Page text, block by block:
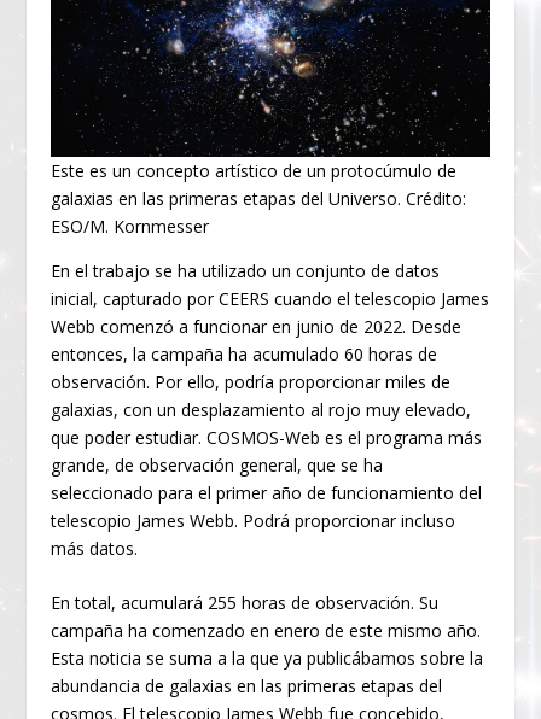
Este es un concepto artístico de un protocúmulo de
galaxias en las primeras etapas del Universo. Crédito:
ESO/M. Kornmesser
En el trabajo se ha utilizado un conjunto de datos
inicial, capturado por CEERS cuando el telescopio James
Webb comenzó a funcionar en junio de 2022. Desde
entonces, la campaña ha acumulado 60 horas de
observación. Por ello, podría proporcionar miles de
galaxias, con un desplazamiento al rojo muy elevado,
que poder estudiar. COSMOS-Web es el programa más
grande, de observación general, que se ha
seleccionado para el primer año de funcionamiento del
telescopio James Webb. Podrá proporcionar incluso
más datos.
En total, acumulará 255 horas de observación. Su
campaña ha comenzado en enero de este mismo año.
Esta noticia se suma a la que ya publicábamos sobre la
abundancia de galaxias en las primeras etapas del
cosmos. El telescopio James Webb fue concebido,